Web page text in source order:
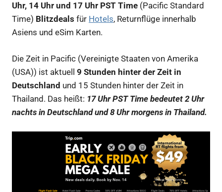
Uhr, 14 Uhr und 17 Uhr PST Time (Pacific Standard
Time) Blitzdeals für Hotels, Returnflüge innerhalb
Asiens und eSim Karten.
Die Zeit in Pacific (Vereinigte Staaten von Amerika
(USA)) ist aktuell 9 Stunden hinter der Zeit in
Deutschland und 15 Stunden hinter der Zeit in
Thailand. Das heißt: 17 Uhr PST Time bedeutet 2 Uhr
nachts in Deutschland und 8 Uhr morgens in Thailand.